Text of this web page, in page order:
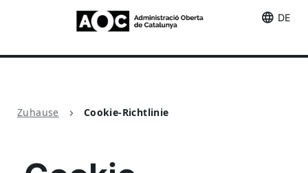
DE
Zuhause Cookie-Richtlinie